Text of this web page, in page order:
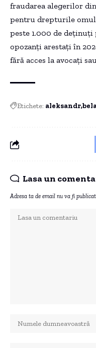
fraudarea alegerilor
pentru drepturile
peste 1.000 de
opozanți arestați în
fără acces la avocați
Etichete: aleksandr
Lasa un
Adresa ta de email nu va fi